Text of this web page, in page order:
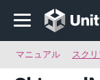
マニュアル スク